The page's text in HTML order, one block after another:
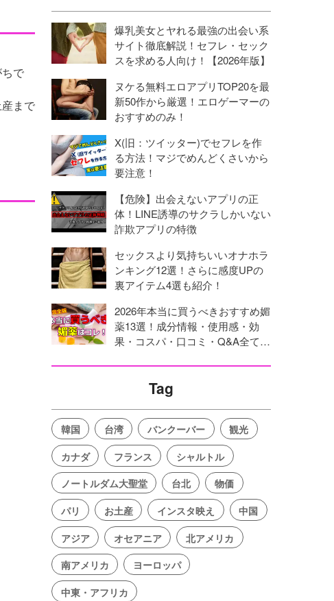
で
まで
爆乳美女とヤれる最強の出会い系
サイト徹底解説！セフレ・セック
スを求める人向け！【2026年版】
ヌケる無料エロアプリTOP20を最
新50作から厳選！エロゲーマーの
おすすめのみ！
X(旧：ツイッター)でセフレを作
る方法！マジでめんどくさいから
要注意！
【危険】出会えないアプリの正
体！LINE誘導のサクラしかいない
詐欺アプリの特徴
セックスより気持ちいいオナホラ
ンキング12選！さらに感度UPの
裏アイテム4選も紹介！
2026年本当に買うべきおすすめ媚
薬13選！成分情報・使用感・効
果・コスパ・口コミ・Q&A全てを
Tag
韓国 台湾 バンクーバー
観光
カナダ
フランス
シャルトル
ノートルダム大聖堂
台北
物価
パリ
お土産 インスタ映え
中国
アジア
オセアニア
北アメリカ
南アメリカ
ヨーロッパ
中東・アフリカ